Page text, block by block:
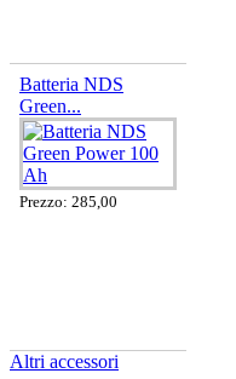
Batteria NDS
Green...
Prezzo: 285,00
Altri accessori